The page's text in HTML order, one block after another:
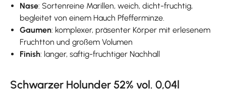
Nase: Sortenreine Marillen, weich, dicht-fruchtig,
begleitet von einem Hauch Pfefferminze.
Gaumen: komplexer, präsenter Körper mit erlesenem
Fruchtton und großem Volumen
Finish: langer, saftig-fruchtiger Nachhall
Schwarzer Holunder 52% vol. 0,04l